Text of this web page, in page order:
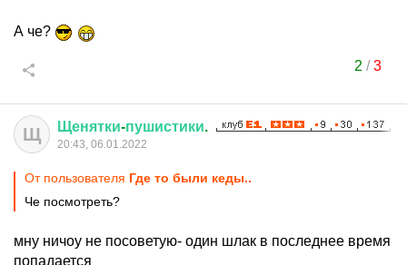
А че?
2 /3
Щ Щенятки-пушистики.
20:43, 06.01.2022
От пользователя Где то были кеды..
Че посмотреть?
мну ничоу не посоветую- один шлак в последнее время
попадается